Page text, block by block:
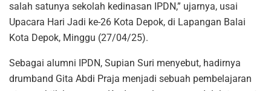
salah satunya sekolah kedinasan IPDN,” ujarnya, usai
Upacara Hari Jadi ke-26 Kota Depok, di Lapangan Balai
Kota Depok, Minggu (27/04/25).
Sebagai alumni IPDN, Supian Suri menyebut, hadirnya
drumband Gita Abdi Praja menjadi sebuah pembelajaran